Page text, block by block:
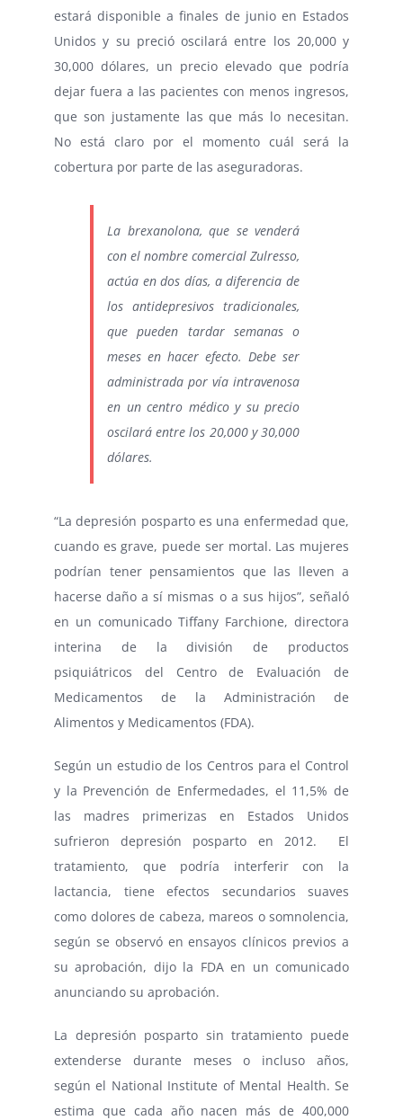
estará disponible a finales de junio en Estados
Unidos y su preció oscilará entre los 20,000 y
30,000 dólares, un precio elevado que podría
dejar fuera a las pacientes con menos ingresos,
que son justamente las que más lo necesitan.
No está claro por el momento cuál será la
cobertura por parte de las aseguradoras.
La brexanolona, que se venderá
con el nombre comercial Zulresso,
actúa en dos días, a diferencia de
los antidepresivos tradicionales,
que pueden tardar semanas o
meses en hacer efecto. Debe ser
administrada por vía intravenosa
en un centro médico y su precio
oscilará entre los 20,000 y 30,000
dólares.
“La depresión posparto es una enfermedad que,
cuando es grave, puede ser mortal. Las mujeres
podrían tener pensamientos que las lleven a
hacerse daño a sí mismas o a sus hijos”, señaló
en un comunicado Tiffany Farchione, directora
interina de la división de productos
psiquiátricos del Centro de Evaluación de
Medicamentos de la Administración de
Alimentos y Medicamentos (FDA).
Según un estudio de los Centros para el Control
y la Prevención de Enfermedades, el 11,5% de
las madres primerizas en Estados Unidos
sufrieron depresión posparto en 2012. El
tratamiento, que podría interferir con la
lactancia, tiene efectos secundarios suaves
como dolores de cabeza, mareos o somnolencia,
según se observó en ensayos clínicos previos a
su aprobación, dijo la FDA en un comunicado
anunciando su aprobación.
La depresión posparto sin tratamiento puede
extenderse durante meses o incluso años,
según el National Institute of Mental Health. Se
estima que cada año nacen más de 400,000